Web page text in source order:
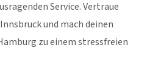
Service. Vertraue
und mach deinen
zu einem stressfreien